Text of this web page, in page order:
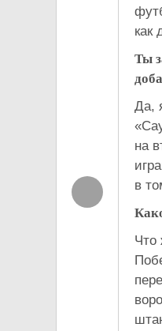
как
Ты
Да,
на
в
Что